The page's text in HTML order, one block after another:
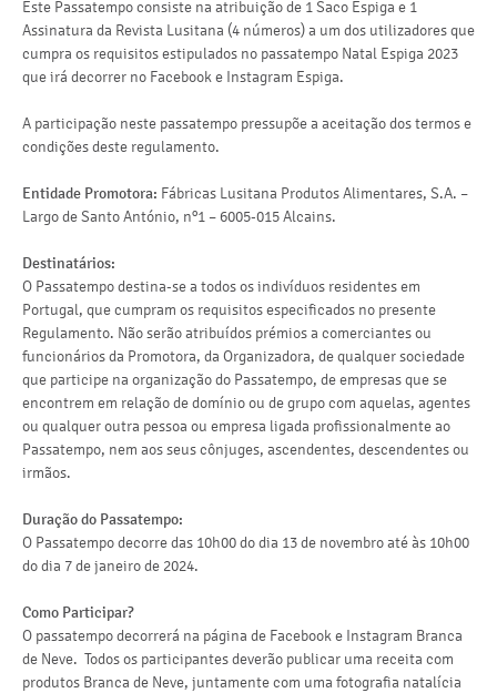
Este Passatempo consiste na atribuição de 1 Saco Espiga e 1
Assinatura da Revista Lusitana (4 números) a um dos utilizadores que
cumpra os requisitos estipulados no passatempo Natal Espiga 2023
que irá decorrer no Facebook e Instagram Espiga.
A participação neste passatempo pressupõe a aceitação dos termos e
condições deste regulamento.
Entidade Promotora: Fábricas Lusitana Produtos Alimentares, S.A. –
Largo de Santo António, nº1 – 6005-015 Alcains.
Destinatários:
O Passatempo destina-se a todos os indivíduos residentes em
Portugal, que cumpram os requisitos especificados no presente
Regulamento. Não serão atribuídos prémios a comerciantes ou
funcionários da Promotora, da Organizadora, de qualquer sociedade
que participe na organização do Passatempo, de empresas que se
encontrem em relação de domínio ou de grupo com aquelas, agentes
ou qualquer outra pessoa ou empresa ligada profissionalmente ao
Passatempo, nem aos seus cônjuges, ascendentes, descendentes ou
irmãos.
Duração do Passatempo:
O Passatempo decorre das 10h00 do dia 13 de novembro até às 10h00
do dia 7 de janeiro de 2024.
Como Participar?
O passatempo decorrerá na página de Facebook e Instagram Branca
de Neve. Todos os participantes deverão publicar uma receita com
produtos Branca de Neve, juntamente com uma fotografia natalícia